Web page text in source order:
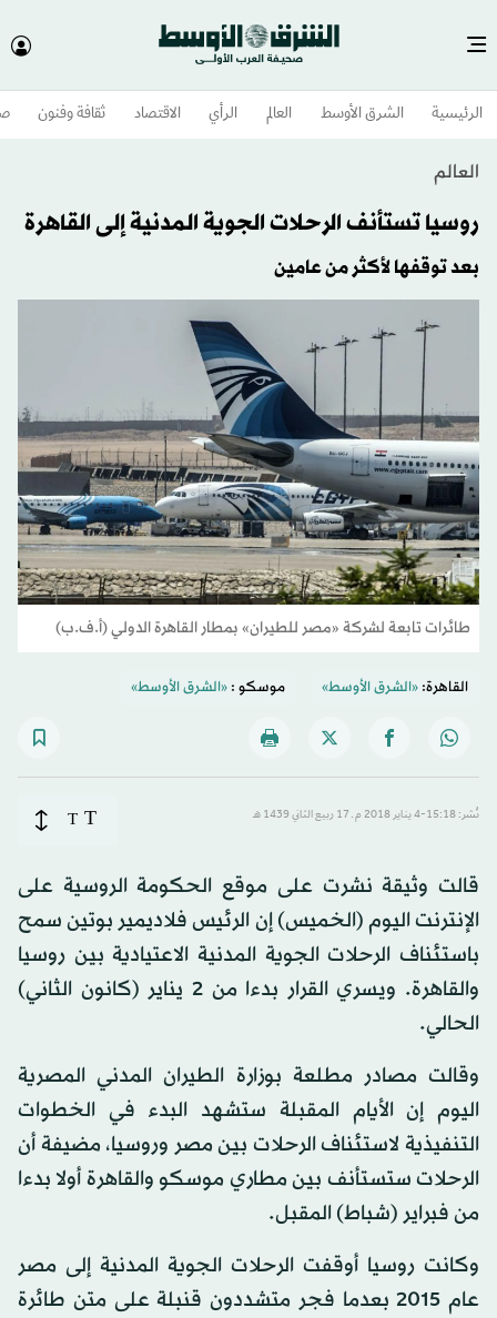
الرئيسية الشرق الأوسط​ العالم الرأي الاقتصاد ثقافة وفنون
العالم
روسيا تستأنف الرحلات الجوية المدنية إلى القاهرة
بعد توقفها لأكثر من عامين
طائرات تابعة لشركة «مصر للطيران» بمطار القاهرة الدولي (أ.ف.ب)
القاهرة:«الشرق الأوسط» موسكو :«الشرق الأوسط»
نُشر: 15:18-4 يناير 2018 م ـ 17 ربيع الثاني 1439 هـ T
T
قالت وثيقة نشرت على موقع الحكومة الروسية على
الإنترنت اليوم (الخميس) إن الرئيس فلاديمير بوتين سمح
باستئناف الرحلات الجوية المدنية الاعتيادية بين روسيا
والقاهرة. ويسري القرار بدءا من 2 يناير (كانون الثاني)
الحالي.
وقالت مصادر مطلعة بوزارة الطيران المدني المصرية
اليوم إن الأيام المقبلة ستشهد البدء في الخطوات
التنفيذية لاستئناف الرحلات بين مصر وروسيا، مضيفة أن
الرحلات ستستأنف بين مطاري موسكو والقاهرة أولا بدءا
من فبراير (شباط) المقبل.
وكانت روسيا أوقفت الرحلات الجوية المدنية إلى مصر
عام 2015 بعدما فجر متشددون قنبلة على متن طائرة